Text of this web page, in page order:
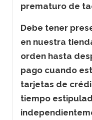
prematuro de
Debe tener
en nuestra
orden hasta
pago cuando
tarjetas de
tiempo